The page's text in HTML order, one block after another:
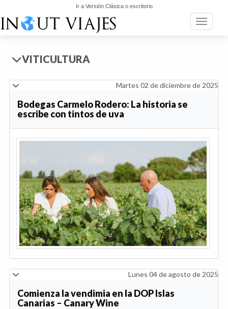
Ir a Versión Clásica o escritorio
Toggle
VITICULTURA
Martes 02 de diciembre de 2025
Bodegas Carmelo Rodero: La historia se
escribe con tintos de uva
Lunes 04 de agosto de 2025
Comienza la vendimia en la DOP Islas
Canarias – Canary Wine